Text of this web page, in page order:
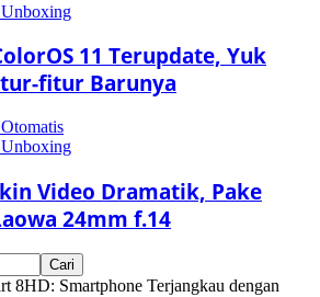
11 Terupdate, Yuk
fitur Barunya
Video Dramatik, Pake
24mm f.14
8HD: Smartphone Terjangkau dengan